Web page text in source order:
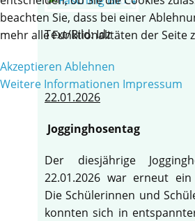
Text/Bild: Idz
22.01.2026
Jogginghosentag
Der diesjährige
22.01.2026 war erneut
Die Schülerinnen und
konnten sich in
beachten Sie, dass bei einer
mehr alle Funktionalitäten der Seite
Akzeptieren Ablehnen
Weitere Informationen Impressum